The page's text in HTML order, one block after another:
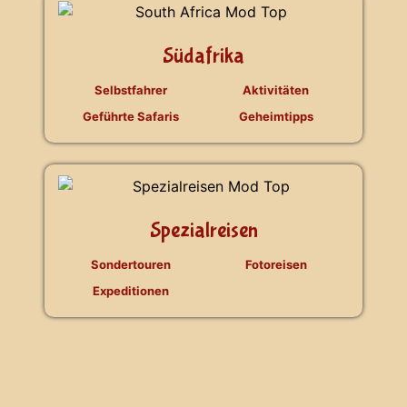
Südafrika
Selbstfahrer
Geführte Safaris
Aktivitäten
Geheimtipps
Spezialreisen
Sondertouren
Expeditionen
Fotoreisen